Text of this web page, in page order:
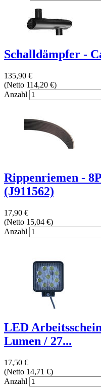
Schalldämpfer -
135,90 €
(Netto 114,20 €)
Anzahl
Rippenriemen -
(J911562)
17,90 €
(Netto 15,04 €)
Anzahl
LED
Lumen / 27...
17,50 €
(Netto 14,71 €)
Anzahl